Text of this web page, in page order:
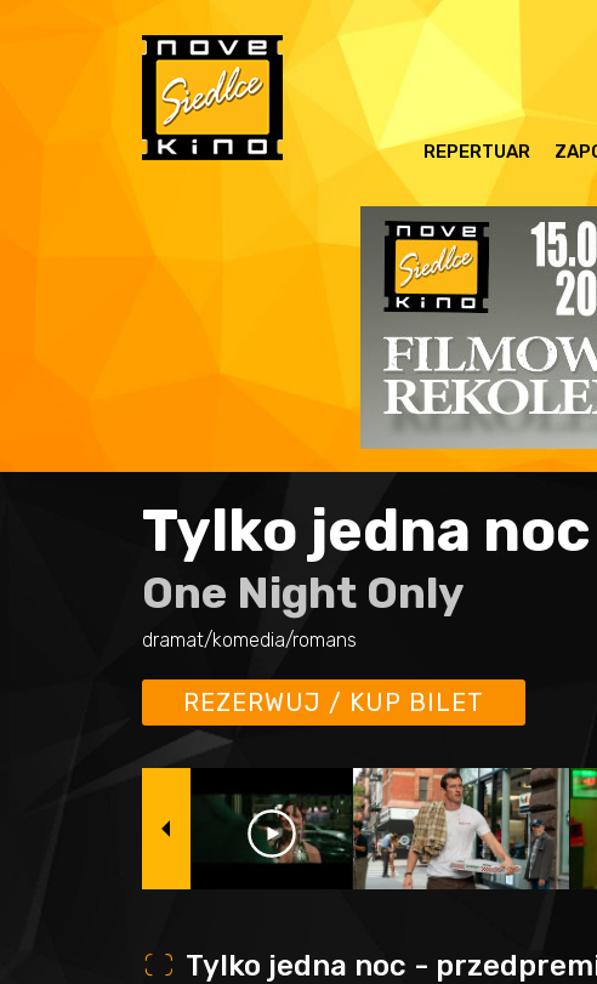
REPERTUAR
Tylko jedna
One Night Only
dramat/komedia/romans
REZERWUJ / KUP BILET
o Tylko jedna noc -